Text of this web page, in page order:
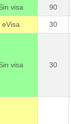
visa 90
eVisa 30
visa 30